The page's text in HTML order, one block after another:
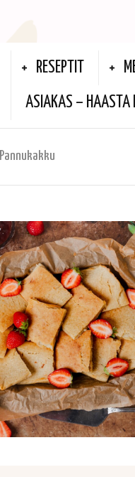
RESEPTIT
ASIAKAS – HAASTA
Pannukakku